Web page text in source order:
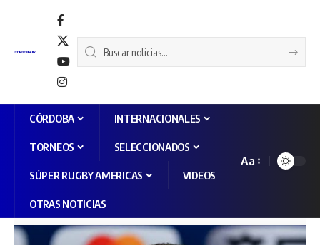
CÓRDOBA INTERNACIONALES
TORNEOS SELECCIONADOS
SÚPER RUGBY AMERICAS VIDEOS
OTRAS NOTICIAS
Aa